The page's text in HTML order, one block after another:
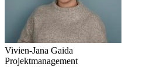
Vivien-Jana Gaida
Projektmanagement